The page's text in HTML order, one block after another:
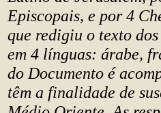
Episcopais, e por 4
que redigiu o texto dos
em 4 línguas: árabe,
do Documento é
têm a finalidade de